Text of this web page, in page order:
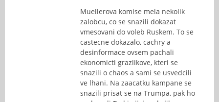
Muellerova komise mela nekolik
zalobcu, co se snazili dokazat
vmesovani do voleb Ruskem. To se
castecne dokazalo, cachry a
desinformace ovsem pachali
ekonomicti grazlikove, kteri se
snazili o chaos a sami se usvedcili
ve lhani. Na zaacatku kampane se
snazili prisat se na Trumpa, pak ho